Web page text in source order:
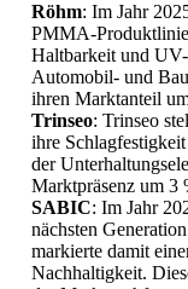
Röhm: Im Jahr
PMMA-Produktlinie
Haltbarkeit und
Automobil- und
ihren Marktanteil
Trinseo: Trinseo
ihre
der
Marktpräsenz um 3
SABIC: Im Jahr
nächsten
markierte damit
Nachhaltigkeit.